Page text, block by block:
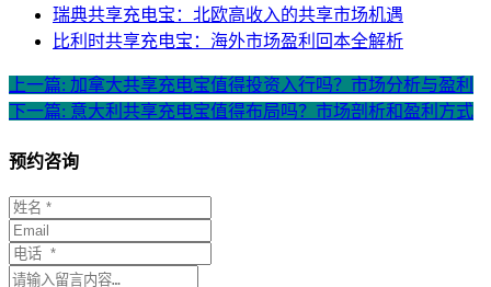
瑞典共享充电宝：北欧高收入的共享市场机遇
比利时共享充电宝：海外市场盈利回本全解析
上一篇: 加拿大共享充电宝值得投资入行吗？市场分析与盈利
下一篇: 意大利共享充电宝值得布局吗？市场剖析和盈利方式
预约咨询